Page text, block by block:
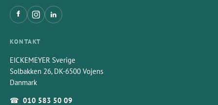
KONTAKT
EICKEMEYER Sverige
Solbakken 26, DK-6500 Vojens
Danmark
☎ 010 583 50 09